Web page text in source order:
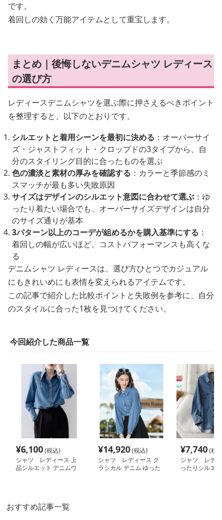
です。
着回しの効く万能アイテムとして重宝します。
まとめ｜後悔しないデニムシャツ レディース
の選び方
レディースデニムシャツを選ぶ際に押さえるべきポイント
を整理すると、以下のとおりです。
シルエットと着用シーンを最初に決める ：オーバーサイ
ズ・ジャストフィット・クロップドの3タイプから、自
分のスタイリング目的に合ったものを選ぶ
色の濃淡と素材の厚みを確認する ：カラーと季節感のミ
スマッチが最も多い失敗原因
サイズはデザインのシルエット意図に合わせて選ぶ ：ゆ
ったり着たい場合でも、オーバーサイズデザインは自分
のサイズ通りが基本
3パターン以上のコーデが組めるかを購入基準にする ：
着回しの幅が広いほど、コストパフォーマンスも高くな
る
デニムシャツ レディースは、選び方ひとつでカジュアル
にもきれいめにも表情を変えられるアイテムです。
この記事で紹介した比較ポイントと失敗例を参考に、自分
のスタイルに合った1枚を見つけてください。
今回紹介した商品一覧
¥6,100(税込)
シャツ レディース 上
品シルエット デニムウ
¥14,920(税込)
シャツ レディース ク
ラシカル デニム ゆった
¥7,740(税
シャツ レデ
ったりシルエ
おすすめ記事一覧